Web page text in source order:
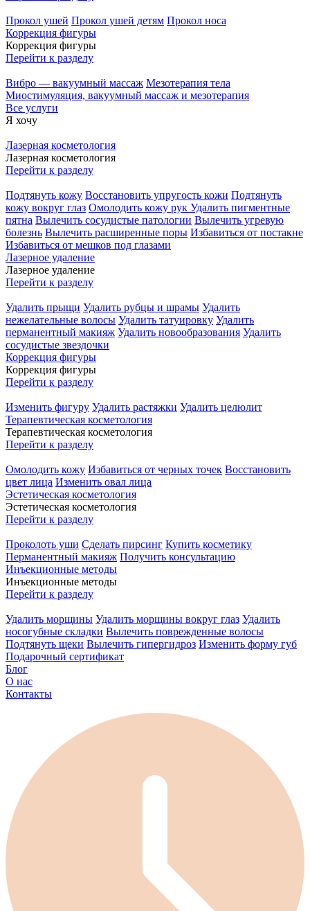
Прокол ушей Прокол ушей детям Прокол носа
Коррекция фигуры
Коррекция фигуры
Перейти к разделу
Вибро — вакуумный массаж Мезотерапия тела
Миостимуляция, вакуумный массаж и мезотерапия
Все услуги
Я хочу
Лазерная косметология
Лазерная косметология
Перейти к разделу
Подтянуть кожу Восстановить упругость кожи Подтянуть
кожу вокруг глаз Омолодить кожу рук Удалить пигментные
пятна Вылечить сосудистые патологии Вылечить угревую
болезнь Вылечить расширенные поры Избавиться от постакне
Избавиться от мешков под глазами
Лазерное удаление
Лазерное удаление
Перейти к разделу
Удалить прыщи Удалить рубцы и шрамы Удалить
нежелательные волосы Удалить татуировку Удалить
перманентный макияж Удалить новообразования Удалить
сосудистые звездочки
Коррекция фигуры
Коррекция фигуры
Перейти к разделу
Изменить фигуру Удалить растяжки Удалить целюлит
Терапевтическая косметология
Терапевтическая косметология
Перейти к разделу
Омолодить кожу Избавиться от черных точек Восстановить
цвет лица Изменить овал лица
Эстетическая косметология
Эстетическая косметология
Перейти к разделу
Проколоть уши Сделать пирсинг Купить косметику
Перманентный макияж Получить консультацию
Инъекционные методы
Инъекционные методы
Перейти к разделу
Удалить морщины Удалить морщины вокруг глаз Удалить
носогубные складки Вылечить поврежденные волосы
Подтянуть щеки Вылечить гипергидроз Изменить форму губ
Подарочный сертификат
Блог
О нас
Контакты